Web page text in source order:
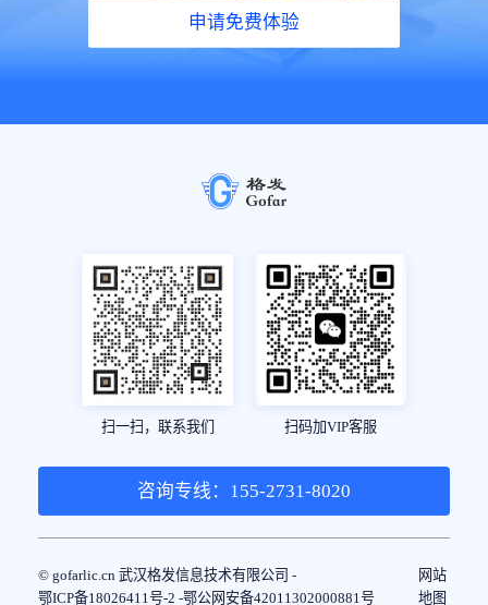
申请免费体验
扫一扫，联系我们 扫码加VIP客服
咨询专线：155-2731-8020
© gofarlic.cn 武汉格发信息技术有限公司 -
鄂ICP备18026411号-2 -鄂公网安备42011302000881号
网站
地图